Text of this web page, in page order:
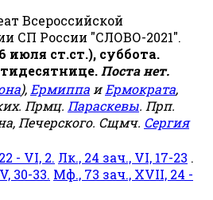
Всероссийской
СП России "СЛОВО-2021".
июля ст.ст.), суббота.
Поста нет.
), Ермиппа иЕрмократа,
Прмц. Параскевы. Прп.
Печерского. Сщмч. Сергия
- VI, 2. Лк., 24 зач., VI, 17-23 .
30-33. Мф., 73 зач., XVII, 24 -